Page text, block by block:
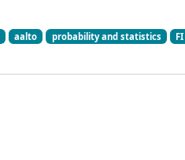
aalto probability and statistics FI